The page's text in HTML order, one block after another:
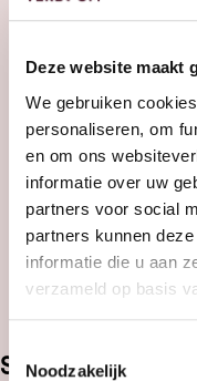
Deze website maakt
We gebruiken
personaliseren, om
en om ons
informatie over uw
partners voor social
partners kunnen
informatie die u aan
verzameld op basis
Noodzakelijk
het werk te
Wanneer ik
ben, voel ik
Ik ben trots
(toewijding)
Ik ga
Mijn werk
(absorptie)
Scores:tel de